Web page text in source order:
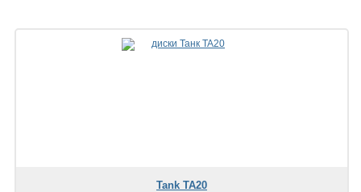
Tank TA20